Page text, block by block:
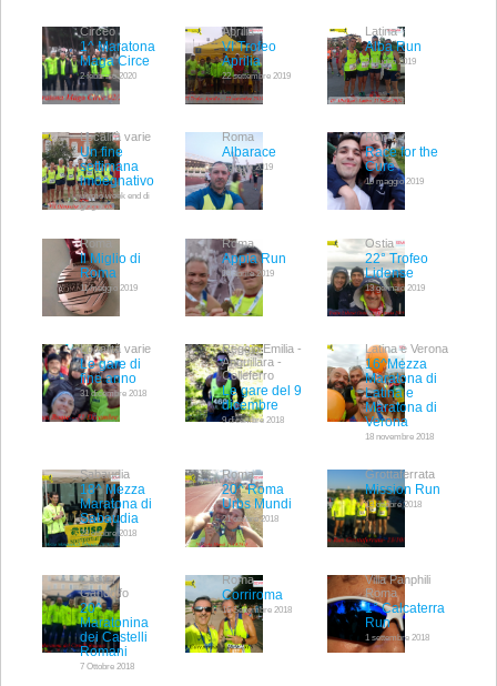
Circeo
1^ Maratona
Maga Circe
2 febbraio 2020
Aprilia
VI Trofeo
Aprilia
22 settembre 2019
Latina
Alba Run
21 luglio 2019
Località varie
Un fine
settimana
imoegnativo
ultimo week end di
giugno
Roma
Albarace
5 giugno 2019
Roma
Race for the
Cure
19 maggio 2019
Roma
Il Miglio di
Roma
11 maggio 2019
Roma
Appia Run
28 aprile 2019
Ostia
22° Trofeo
Lidense
13 gennaio 2019
Località varie
Le gare di
fine anno
31 dicembre 2018
Reggio Emilia -
Anguillara -
Colleferro
Le gare del 9
dicembre
9 dicembre 2018
Latina e Verona
16^Mezza
Maratona di
Latina e
Maratona di
Verona
18 novembre 2018
Sabaudia
18^ Mezza
Maratona di
Sabaudia
28 ottobre 2018
Roma
20^ Roma
Urbs Mundi
21 ottobre 2018
Grottaferrata
Mission Run
13 ottobre 2018
Castel
Gandolfo
20^
Maratonina
dei Castelli
Romani
7 Ottobre 2018
Roma
Corriroma
16 Settembre 2018
Villa Panphili
Roma
1° Calcaterra
Run
1 settembre 2018